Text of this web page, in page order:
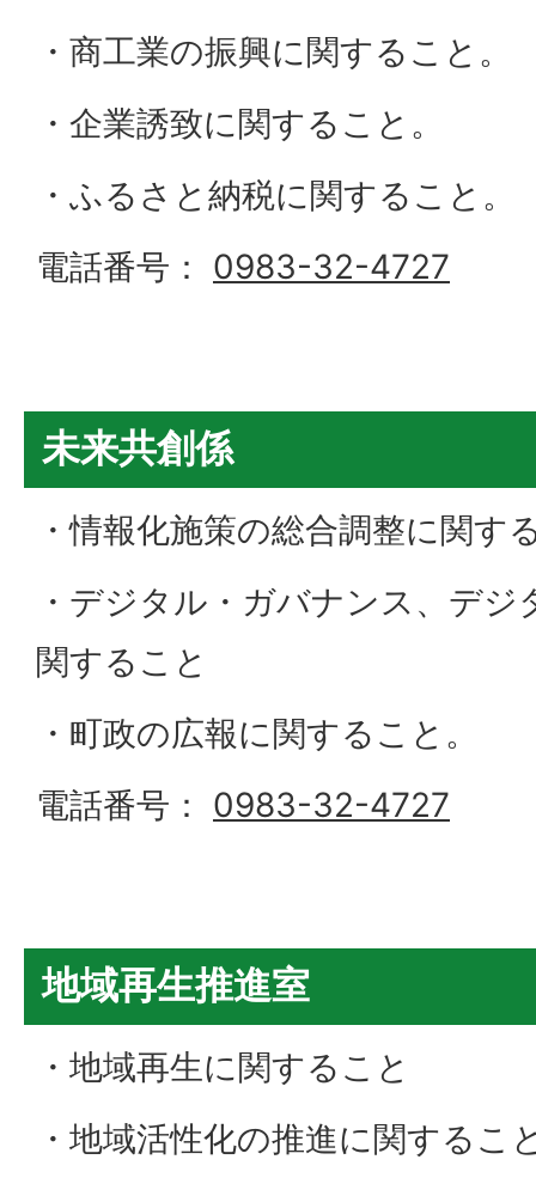
・商工業の振興に関すること。
・企業誘致に関すること。
・ふるさと納税に関すること。
電話番号： 0983-32-4727
未来共創係
・情報化施策の総合調整に関す
・デジタル・ガバナンス、デ
関すること
・町政の広報に関すること。
電話番号： 0983-32-4727
地域再生推進室
・地域再生に関すること
・地域活性化の推進に関するこ